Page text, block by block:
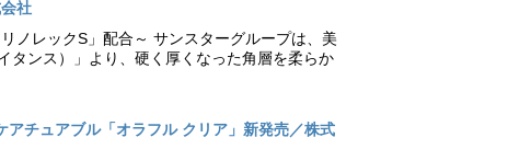
社
ノレックS」配合～ サンスターグループは、美
タンス）」より、硬く厚くなった角層を柔らか
アチュアブル「オラフル クリア」新発売／株式